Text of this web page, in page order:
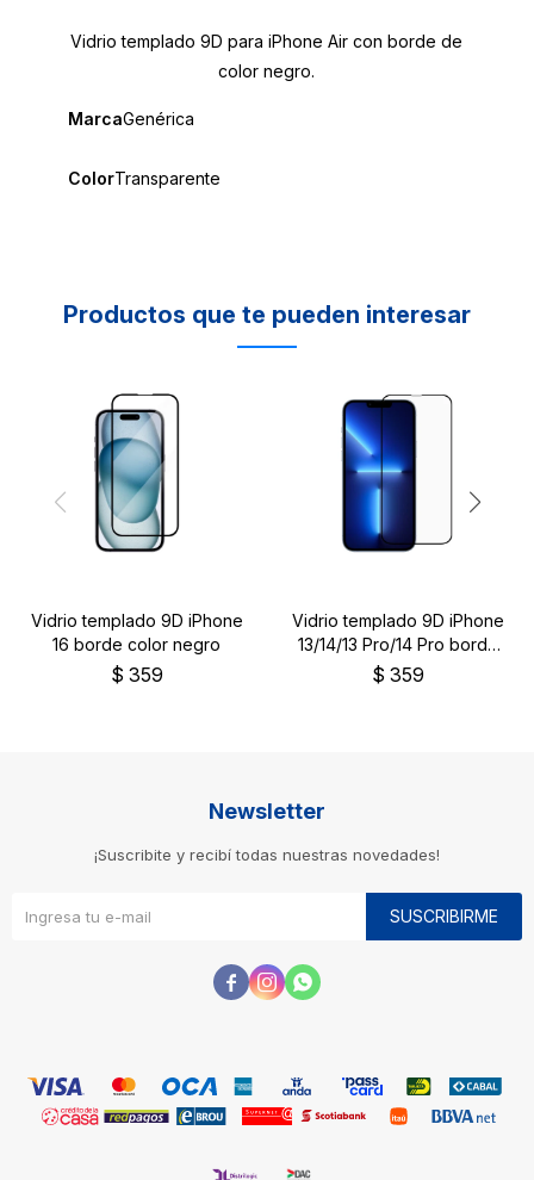
Vidrio templado 9D para iPhone Air con borde de
color negro.
MarcaGenérica
ColorTransparente
Productos que te pueden interesar
Vidrio templado 9D iPhone
16 borde color negro
$ 359
Vidrio templado 9D iPhone
13/14/13 Pro/14 Pro borde
color negro
$ 359
Newsletter
¡Suscribite y recibí todas nuestras novedades!
SUSCRIBIRME
  